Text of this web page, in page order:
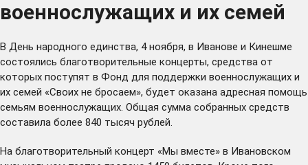
военнослужащих и их семей
В День народного единства, 4 ноября, в Иванове и Кинешме
состоялись благотворительные концерты, средства от
которых поступят в Фонд для поддержки военнослужащих и
их семей «Своих не бросаем», будет оказана адресная помощь
семьям военнослужащих. Общая сумма собранных средств
составила более 840 тысяч рублей.
На благотворительный концерт «Мы вместе» в Ивановском